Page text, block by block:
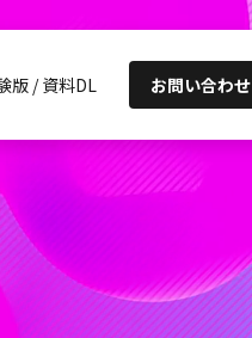
版 / 資料DL お問い合わせ